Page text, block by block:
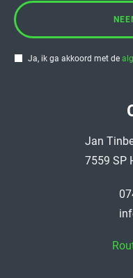
Ja, ik ga akkoord met de
Jan
7559 SP